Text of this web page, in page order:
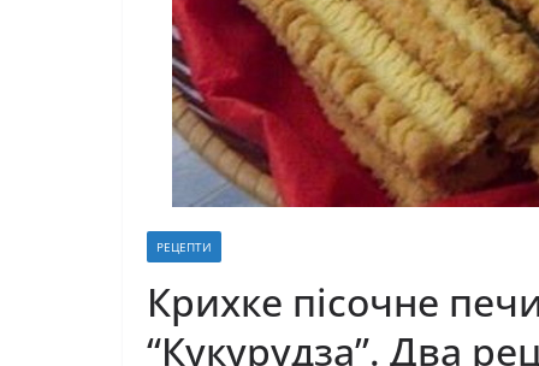
РЕЦЕПТИ
Крихке пісочне
“Кукурудза”. Два